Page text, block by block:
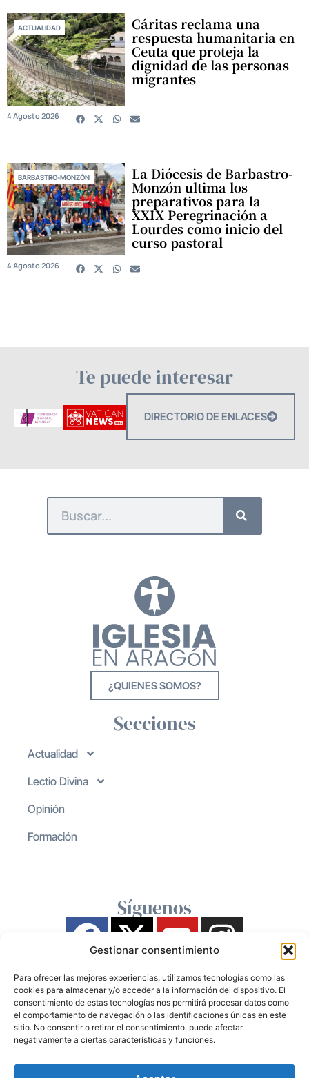
Gestionar consentimiento
Para ofrecer las mejores experiencias, utilizamos tecnologías como las
cookies para almacenar y/o acceder a la información del dispositivo. El
consentimiento de estas tecnologías nos permitirá procesar datos como
el comportamiento de navegación o las identificaciones únicas en este
sitio. No consentir o retirar el consentimiento, puede afectar
negativamente a ciertas características y funciones.
ACTUALIDAD Cáritas reclama una
respuesta humanitaria en
Ceuta que proteja la
dignidad de las personas
migrantes
4 Agosto 2026
BARBASTRO-MONZÓN La Diócesis de Barbastro-
Monzón ultima los
preparativos para la
XXIX Peregrinación a
Lourdes como inicio del
curso pastoral
4 Agosto 2026
Te puede interesar
DIRECTORIO DE ENLACES
¿QUIENES SOMOS?
Secciones
Actualidad
Lectio Divina
Opinión
Formación
Síguenos